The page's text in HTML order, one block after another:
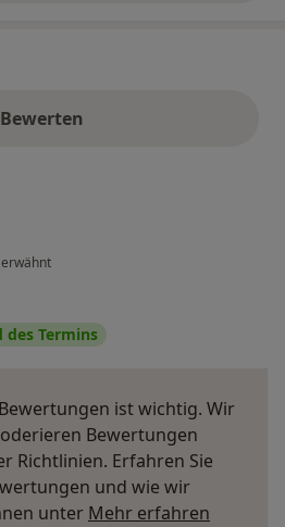
Bewerten
des Termins
ist wichtig. Wir
Bewertungen
Richtlinien. Erfahren Sie
und wie wir
unter Mehr erfahren